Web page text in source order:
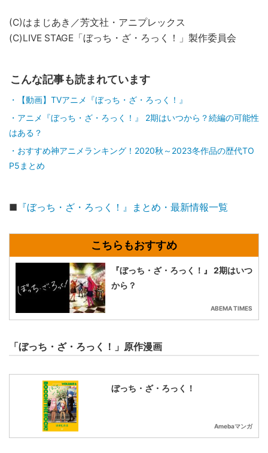
(C)はまじあき／芳文社・アニプレックス
(C)LIVE STAGE「ぼっち・ざ・ろっく！」製作委員会
こんな記事も読まれています
【動画】TVアニメ『ぼっち・ざ・ろっく！』
アニメ『ぼっち・ざ・ろっく！』 2期はいつから？続編の可能性
はある？
おすすめ神アニメランキング！2020秋～2023冬作品の歴代TO
P5まとめ
■ 『ぼっち・ざ・ろっく！』まとめ・最新情報一覧
『ぼっち・ざ・ろっく！』 2期はいつ
から？
ABEMA TIMES
「ぼっち・ざ・ろっく！」原作漫画
ぼっち・ざ・ろっく！
Amebaマンガ